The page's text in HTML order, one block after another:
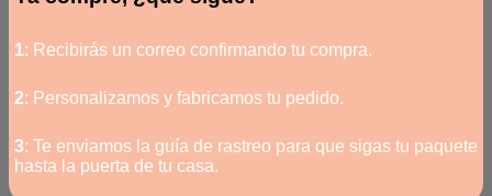
1: Recibirás un correo confirmando tu compra.
2: Personalizamos y fabricamos tu pedido.
3: Te enviamos la guía de rastreo para que sigas tu paquete
hasta la puerta de tu casa.